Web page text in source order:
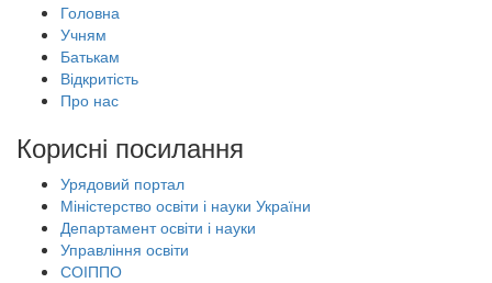
Головна
Учням
Батькам
Відкритість
Про нас
Корисні посилання
Урядовий портал
Міністерство освіти і науки України
Департамент освіти і науки
Управління освіти
СОІППО